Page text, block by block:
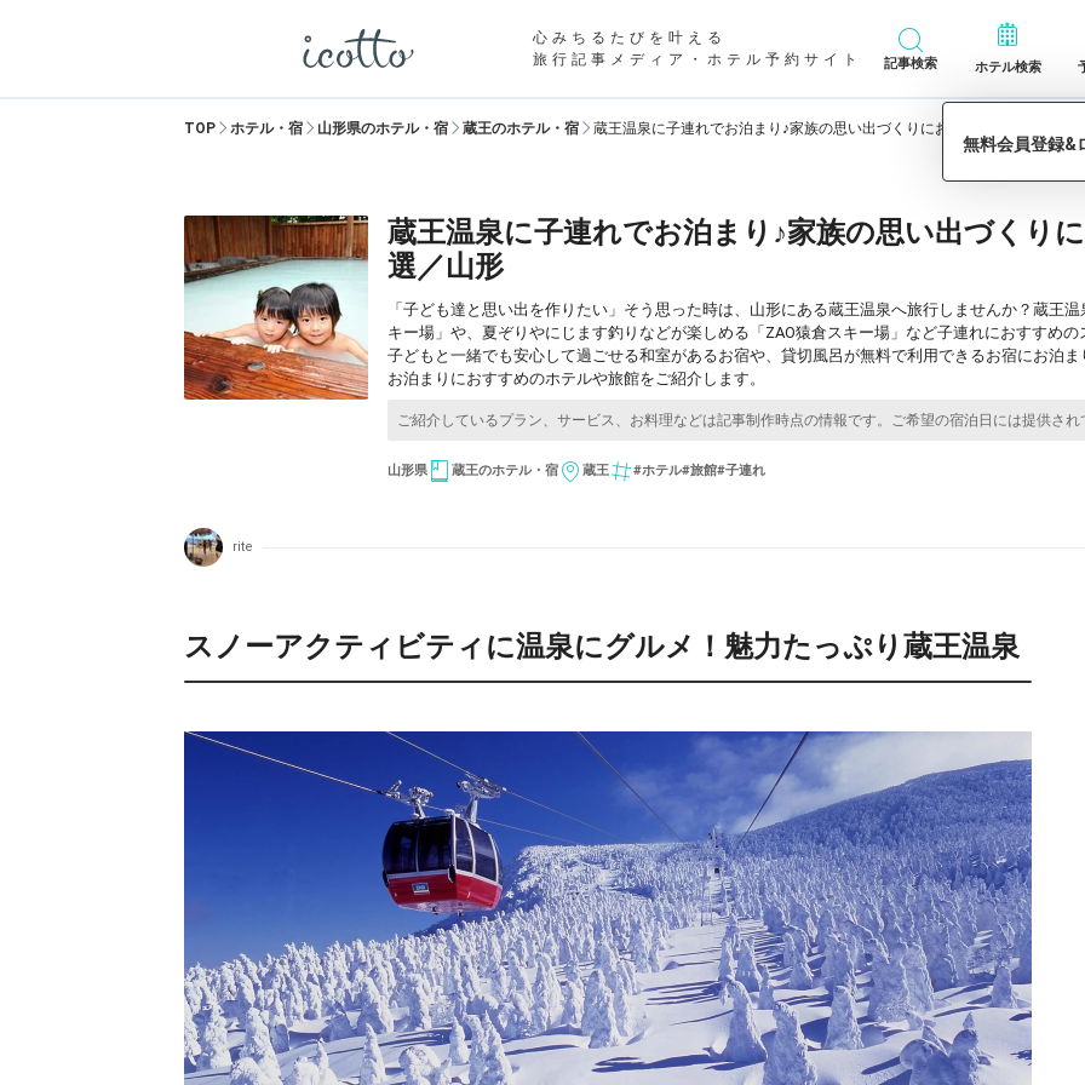
心みちるたびを叶える
旅行記事メディア・ホテル予約サイト
記事検索 ホテル検索
TOP ホテル・宿 山形県のホテル・宿 蔵王のホテル・宿 蔵王温泉に子連れでお泊まり♪家族の思い出づくりにおすすめのホテル・旅
蔵王温泉に子連れでお泊まり♪家族の思い出づくり
選／山形
「子ども達と思い出を作りたい」そう思った時は、山形にある蔵王温泉へ旅行しませんか？蔵王
キー場」や、夏ぞりやにじます釣りなどが楽しめる「ZAO猿倉スキー場」など子連れにおすすめ
子どもと一緒でも安心して過ごせる和室があるお宿や、貸切風呂が無料で利用できるお宿にお泊
お泊まりにおすすめのホテルや旅館をご紹介します。
山形県 蔵王のホテル・宿 蔵王 #ホテル#旅館#子連れ
rite
スノーアクティビティに温泉にグルメ！魅力たっぷり蔵王温泉